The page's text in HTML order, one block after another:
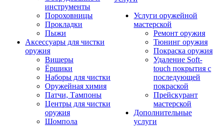
инструменты
Пороховницы
Прокладки
Пыжи
Аксессуары для чистки
оружия
Вишеры
Ёршики
Наборы для чистки
Оружейная химия
Патчи, Тампоны
Центры для чистки
оружия
Шомпола
Услуги оружейной
мастерской
Ремонт оружия
Тюнинг оружия
Покраска оружия
Удаление Soft-
touch покрытия с
последующей
покраской
Прейскурант
мастерской
Дополнительные
услуги